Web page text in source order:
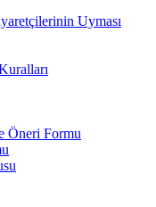
Uyması
Öneri Formu